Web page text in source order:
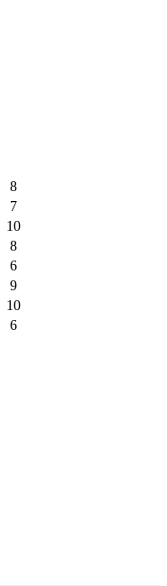
8
7
10
8
6
9
10
6